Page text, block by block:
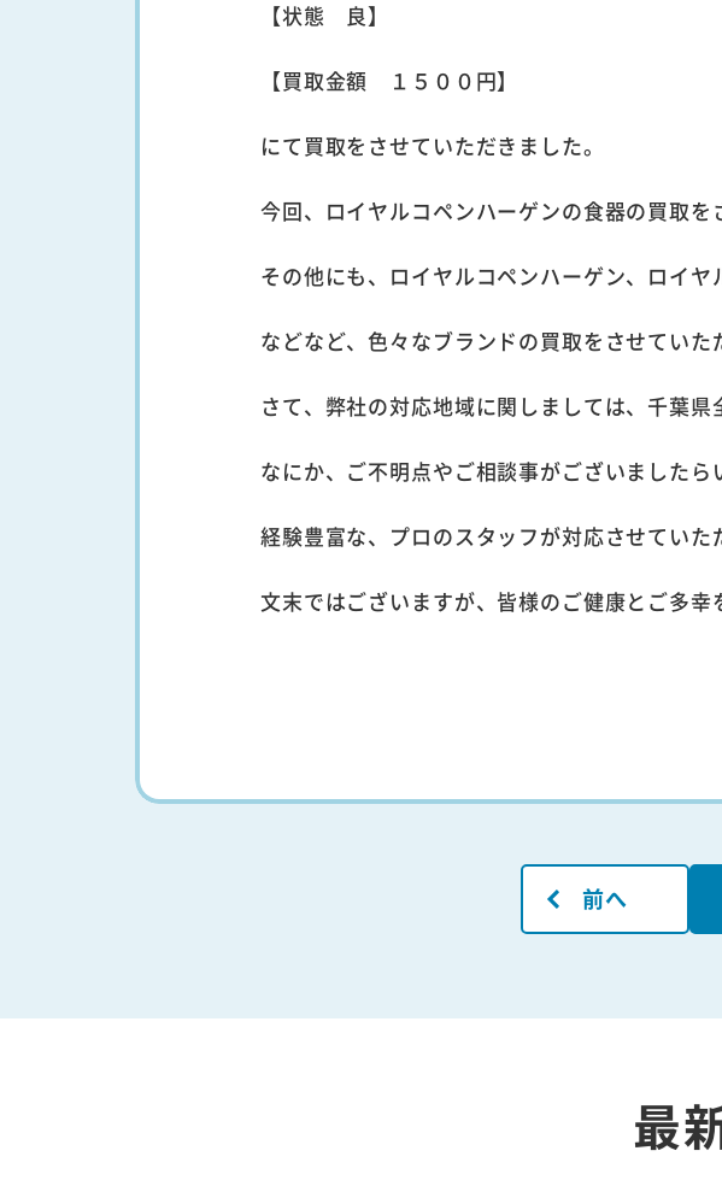
【状態 良】
【買取金額 １５００円】
にて買取をさせていただきました。
今回、ロイヤルコペンハーゲンの食器の買取
その他にも、ロイヤルコペンハーゲン、ロイ
などなど、色々なブランドの買取をさせてい
さて、弊社の対応地域に関しましては、千葉
なにか、ご不明点やご相談事がございましたら
経験豊富な、プロのスタッフが対応させてい
文末ではございますが、皆様のご健康とご多幸
前へ
最